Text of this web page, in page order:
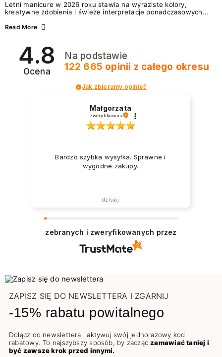
Letni manicure w 2026 roku stawia na wyraziste kolory,
kreatywne zdobienia i świeże interpretacje ponadczasowych
zarówno energetycznych odcieni inspirowanych wakacjami, jak
2026? Znajdź inspirację dla swojego manicure!
Read More
4.8
Ocena
Na podstawie
122 665 opinii z całego okresu
Jak zbieramy opinie?
Małgorzata
zweryfikowano
Bardzo szybka wysyłka. Sprawne i
wygodne zakupy.
dzisiaj
zebranych i zweryfikowanych przez
ZAPISZ SIĘ DO NEWSLETTERA I ZGARNIJ
-15% rabatu powitalnego
Dołącz do newslettera i aktywuj swój jednorazowy kod
rabatowy. To najszybszy sposób, by zacząćzamawiać taniej i
być zawsze krok przed innymi.